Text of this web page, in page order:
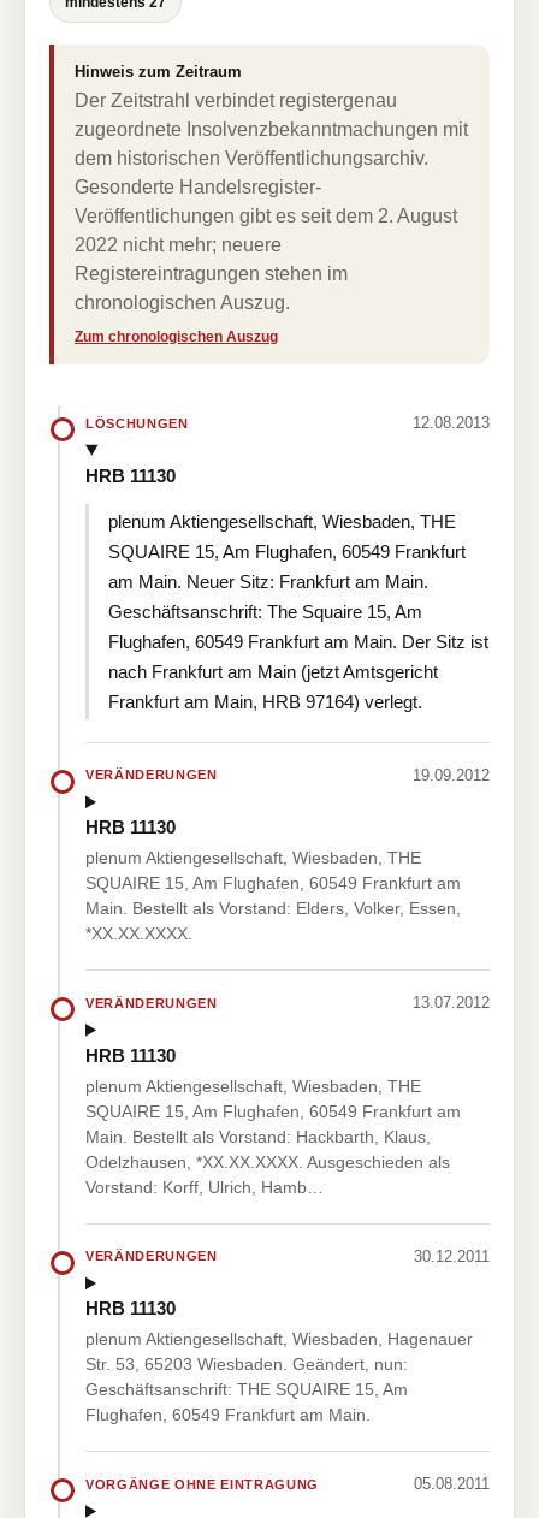
Hinweis zum Zeitraum
Der Zeitstrahl verbindet registergenau
zugeordnete Insolvenzbekanntmachungen mit
dem historischen Veröffentlichungsarchiv.
Gesonderte Handelsregister-
Veröffentlichungen gibt es seit dem 2. August
2022 nicht mehr; neuere
Registereintragungen stehen im
chronologischen Auszug.
Zum chronologischen Auszug
LÖSCHUNGEN 12.08.2013
HRB 11130
plenum Aktiengesellschaft, Wiesbaden, THE
SQUAIRE 15, Am Flughafen, 60549 Frankfurt
am Main. Neuer Sitz: Frankfurt am Main.
Geschäftsanschrift: The Squaire 15, Am
Flughafen, 60549 Frankfurt am Main. Der Sitz ist
nach Frankfurt am Main (jetzt Amtsgericht
Frankfurt am Main, HRB 97164) verlegt.
VERÄNDERUNGEN 19.09.2012
HRB 11130
plenum Aktiengesellschaft, Wiesbaden, THE
SQUAIRE 15, Am Flughafen, 60549 Frankfurt am
Main. Bestellt als Vorstand: Elders, Volker, Essen,
*XX.XX.XXXX.
VERÄNDERUNGEN 13.07.2012
HRB 11130
plenum Aktiengesellschaft, Wiesbaden, THE
SQUAIRE 15, Am Flughafen, 60549 Frankfurt am
Main. Bestellt als Vorstand: Hackbarth, Klaus,
Odelzhausen, *XX.XX.XXXX. Ausgeschieden als
Vorstand: Korff, Ulrich, Hamb…
VERÄNDERUNGEN 30.12.2011
HRB 11130
plenum Aktiengesellschaft, Wiesbaden, Hagenauer
Str. 53, 65203 Wiesbaden. Geändert, nun:
Geschäftsanschrift: THE SQUAIRE 15, Am
Flughafen, 60549 Frankfurt am Main.
VORGÄNGE OHNE EINTRAGUNG 05.08.2011